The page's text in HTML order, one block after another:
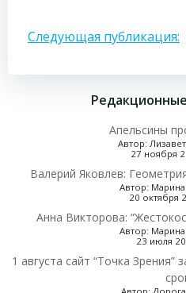
по
записям
Следующая публикация:
Апельсины
Автор:
27 ноября
Валерий Яковлев:
Автор:
20 октября
Анна Викторова:
Автор:
23 июля
1 августа сайт “Точка Зрения”